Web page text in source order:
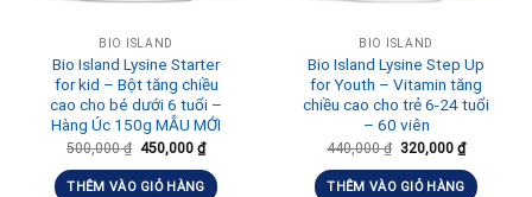
BIO ISLAND
Bio Island Lysine Starter
for kid – Bột tăng chiều
cao cho bé dưới 6 tuổi –
Hàng Úc 150g MẪU MỚI
500,000₫ 450,000 ₫
THÊM VÀO GIỎ HÀNG
BIO ISLAND
Bio Island Lysine Step Up
for Youth – Vitamin tăng
chiều cao cho trẻ 6-24 tuổi
– 60 viên
440,000₫ 320,000 ₫
THÊM VÀO GIỎ HÀNG